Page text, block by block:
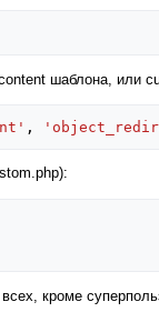
шаблона, или
,
кроме